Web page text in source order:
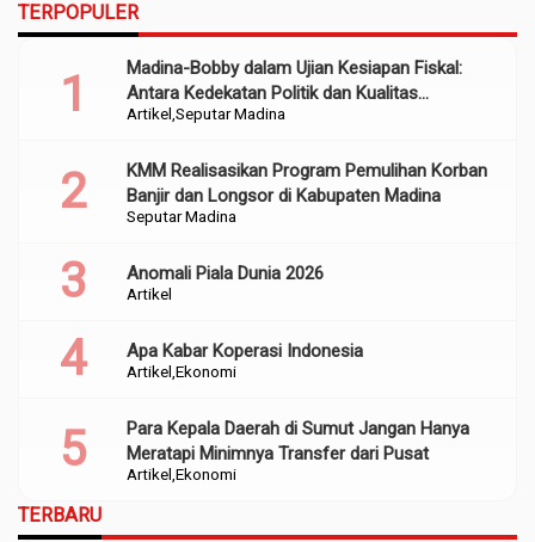
TERPOPULER
Artikel Seputar Madina
Madina-Bobby dalam Ujian Kesiapan Fiskal:
Antara Kedekatan Politik dan Kualitas
Perencanaan
Seputar Madina
KMM Realisasikan Program Pemulihan Korban
Banjir dan Longsor di Kabupaten Madina
Artikel
Anomali Piala Dunia 2026
Artikel Ekonomi
Apa Kabar Koperasi Indonesia
Artikel Ekonomi
Para Kepala Daerah di Sumut Jangan Hanya
Meratapi Minimnya Transfer dari Pusat
TERBARU